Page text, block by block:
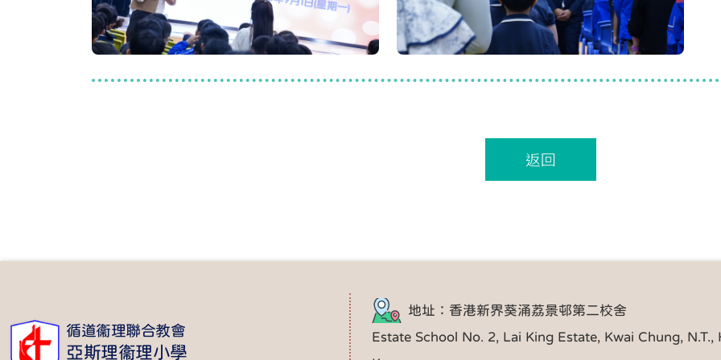
返回
循道衞理聯合教會
亞斯理衞理小學
地址：香港新界葵涌荔景邨第二校舍
Estate School No. 2, Lai King Estate, Kwai Chung, N.T.,